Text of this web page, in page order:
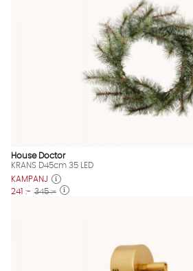
House Doctor
KRANS D45cm 35 LED
KAMPANJ
241 :- 345 :-